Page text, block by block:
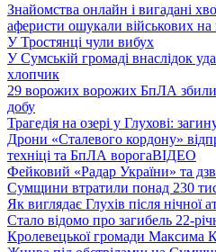
Знайомства онлайн і вигадані
аферисти ошукали військових
У Тростянці чули вибух
У Сумській громаді внаслідок
хлопчик
29 ворожих ворожих БпЛА збили
добу
Трагедія на озері у Глухові:
Дрони «Сталевого кордону»
техніці та БпЛА ворогаВІДЕО
Фейковий «Радар України» та
Сумщини втратили понад 230
Як виглядає Глухів після нічної
Стало відомо про загибель 22-
Кролевецької громади Максима